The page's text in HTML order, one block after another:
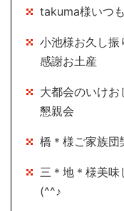
takuma様いつ
小池様お久し
感謝お土産
大都会のいけ
懇親会
橋＊様ご家族
三＊地＊様美味
(^^♪